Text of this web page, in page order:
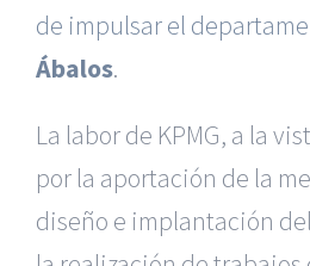
de impulsar el
Ábalos.
La labor de KPMG, a la
por la aportación de la
diseño e implantación